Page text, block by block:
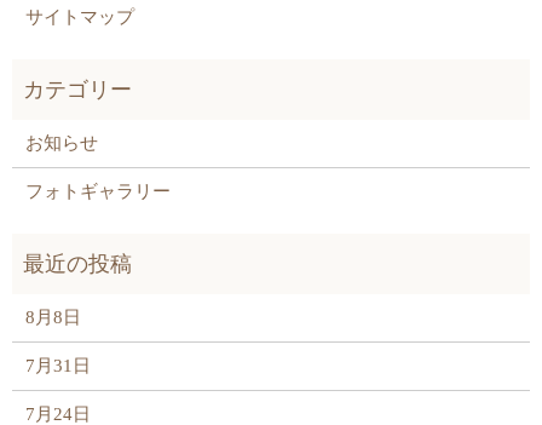
サイトマップ
お知らせ
フォトギャラリー
8月8日
7月31日
7月24日